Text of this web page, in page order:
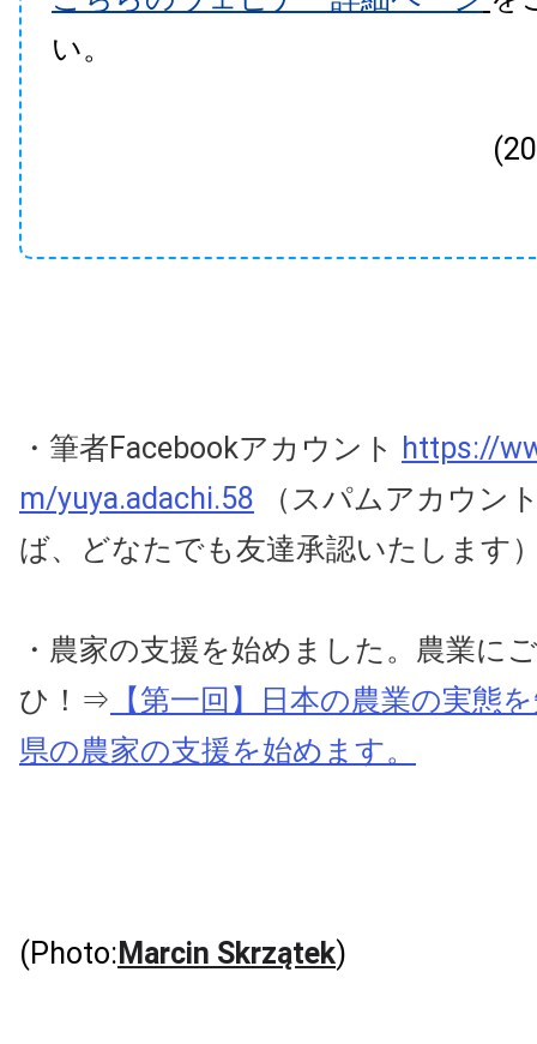
い。
・筆者Facebookアカウント https://
m/yuya.adachi.58 （スパムアカウン
ば、どなたでも友達承認いたします
・農家の支援を始めました。農業に
ひ！⇒ 【第一回】日本の農業の実態
県の農家の支援を始めます。
(Photo: Marcin Skrzątek)